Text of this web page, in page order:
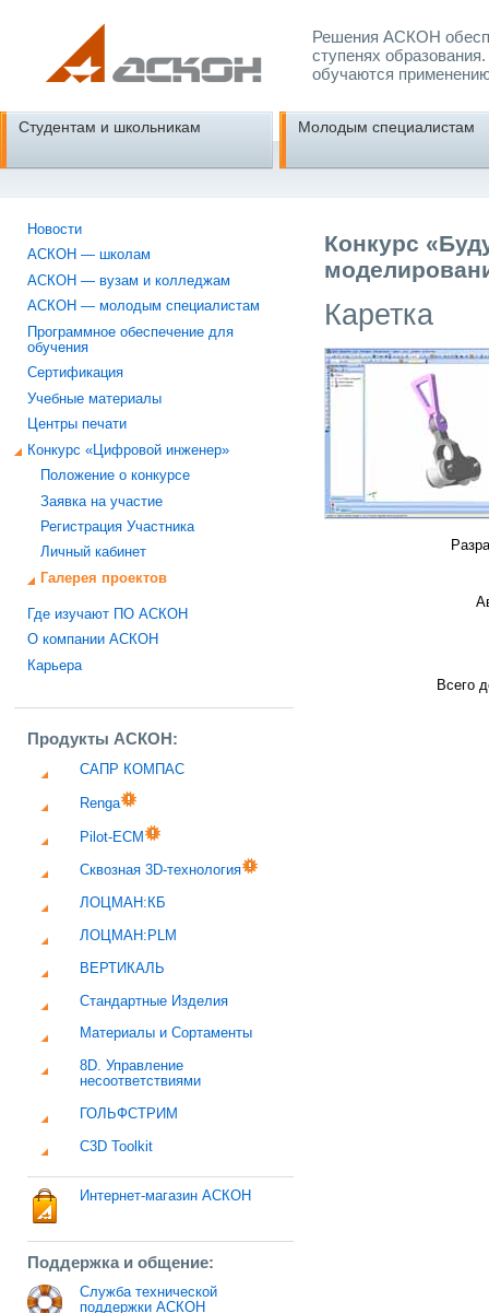
Решения АСКОН
ступенях
обучаются
Студентам и школьникам Молодым специалистам
Новости
АСКОН — школам
АСКОН — вузам и колледжам
АСКОН — молодым специалистам
Программное обеспечение для
обучения
Сертификация
Учебные материалы
Центры печати
Конкурс «Цифровой инженер»
Положение о конкурсе
Заявка на участие
Регистрация Участника
Личный кабинет
Галерея проектов
Где изучают ПО АСКОН
О компании АСКОН
Карьера
Продукты АСКОН:
САПР КОМПАС
Renga
Pilot-ECM
Сквозная 3D-технология
ЛОЦМАН:КБ
ЛОЦМАН:PLM
ВЕРТИКАЛЬ
Стандартные Изделия
Материалы и Сортаменты
8D. Управление
несоответствиями
ГОЛЬФСТРИМ
C3D Toolkit
Интернет-магазин АСКОН
Поддержка и общение:
Служба технической
поддержки АСКОН
Конкурс
Каретка
Всего